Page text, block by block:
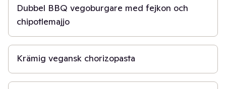
Dubbel BBQ vegoburgare med fejkon och
chipotlemajjo
30 min
Krämig vegansk chorizopasta
45 min